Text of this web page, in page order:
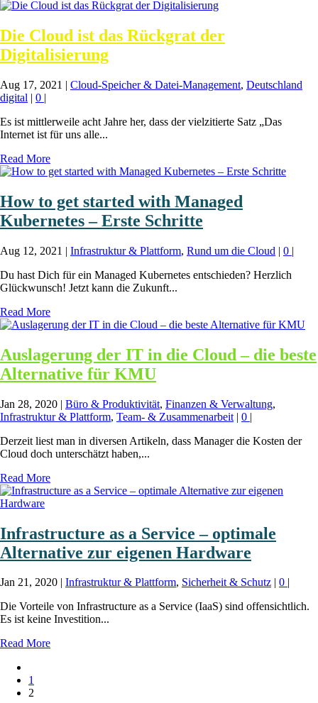
Die Cloud ist das Rückgrat der
Digitalisierung
Aug 17, 2021 | Cloud-Speicher & Datei-Management, Deutschland
digital | 0 |
Es ist mittlerweile acht Jahre her, dass der vielzitierte Satz „Das
Internet ist für uns alle...
Read More
How to get started with Managed
Kubernetes – Erste Schritte
Aug 12, 2021 | Infrastruktur & Plattform, Rund um die Cloud | 0 |
Du hast Dich für ein Managed Kubernetes entschieden? Herzlich
Glückwunsch! Jetzt kann die Zukunft...
Read More
Auslagerung der IT in die Cloud – die beste
Alternative für KMU
Jan 28, 2020 | Büro & Produktivität, Finanzen & Verwaltung,
Infrastruktur & Plattform, Team- & Zusammenarbeit | 0 |
Derzeit liest man in diversen Artikeln, dass Manager die Kosten der
Cloud doch unterschätzt haben,...
Read More
Infrastructure as a Service – optimale
Alternative zur eigenen Hardware
Jan 21, 2020 Infrastruktur & Plattform, Sicherheit & Schutz 0
Die Vorteile von Infrastructure as a Service (IaaS) sind offensichtlich.
Es ist keine Investition...
Read More
1
2